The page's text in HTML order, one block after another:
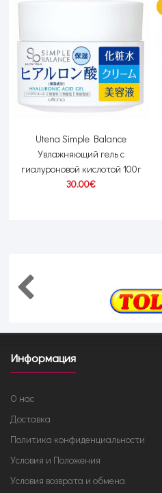
Utena Simple Balance
Увлажняющий гель с
гиалуроновой кислотой 100г
30.00€
Информация
О нас
Доставка
Политика конфиденциальности
Условия и Положения
Условия возврата и обмена